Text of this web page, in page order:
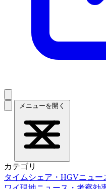
メニューを開く
カテゴリ
タイムシェア・HGVニュー